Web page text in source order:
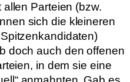
allen Parteien (bzw.
sich die kleineren
doch auch den offenen
in dem sie eine